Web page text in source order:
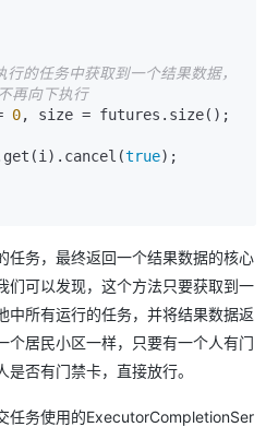
的任务中获取到一个结果数据，
再向下执行
0, size = futures.size();
true);
任务，最终返回一个结果数据的核心
们可以发现，这个方法只要获取到一
中所有运行的任务，并将结果数据返
个居民小区一样，只要有一个人有门
否有门禁卡，直接放行。
任务使用的ExecutorCompletionSer